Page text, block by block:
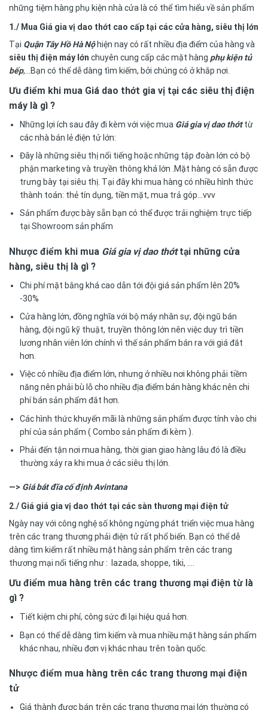
những tiệm hàng phụ kiện nhà cửa là có thể tìm hiểu về sản phẩm
1./ Mua Giá gia vị dao thớt cao cấp tại các cửa hàng, siêu thị lớn
Tại Quận Tây Hồ Hà Nộ hiện nay có rất nhiều địa điểm của hàng và
siêu thị điện máy lớn chuyên cung cấp các mặt hàng phụ kiện tủ
bếp,…Bạn có thể dễ dàng tìm kiếm, bởi chúng có ở khắp nơi.
Ưu điểm khi mua Giá dao thớt gia vị tại các siêu thị điện
máy là gì ?
Những lợi ích sau đây đi kèm với việc mua Giá gia vị dao thớttừ
các nhà bán lẻ điện tử lớn:
Đây là những siêu thị nổi tiếng hoặc những tập đoàn lớn có bộ
phận marketing và truyền thông khá lớn .Mặt hàng có sẵn được
trưng bày tại siêu thị. Tại đây khi mua hàng có nhiều hình thức
thành toán: thẻ tín dụng, tiền mặt, mua trả góp…vvv
Sản phẩm được bày sẵn bạn có thể được trải nghiệm trực tiếp
tại Showroom sản phẩm
Nhược điểm khi mua Giá gia vị dao thớttại những cửa
hàng, siêu thị là gì ?
Chi phí mặt bằng khá cao dẫn tới đội giá sản phẩm lên 20%
-30%
Cửa hàng lớn, đồng nghĩa với bộ máy nhân sự, đội ngũ bán
hàng, đội ngũ kỹ thuật, truyền thông lớn nên việc duy trì tiền
lương nhân viên lớn chính vì thế sản phẩm bán ra với giá đắt
hơn.
Việc có nhiều địa điểm lớn, nhưng ở nhiều nơi không phải tiềm
năng nên phải bù lỗ cho nhiều địa điểm bán hàng khác nên chi
phí bán sản phẩm đắt hơn.
Các hình thức khuyến mãi là những sản phẩm được tính vào chi
phí của sản phẩm ( Combo sản phẩm đi kèm ).
Phải đến tận nơi mua hàng, thời gian giao hàng lâu đó là điều
thường xảy ra khi mua ở các siêu thị lớn.
—> Giá bát đĩa cố định Avintana
2./ Giá giá gia vị dao thớt tại các sàn thương mại điện tử
Ngày nay với công nghệ số không ngừng phát triển việc mua hàng
trên các trang thương phải điện tử rất phổ biến. Bạn có thể dễ
dàng tìm kiếm rất nhiều mặt hàng sản phẩm trên các trang
thương mại nổi tiếng như : lazada, shoppe, tiki, ….
Ưu điểm mua hàng trên các trang thương mại điện từ là
gì ?
Tiết kiệm chi phí, công sức đi lại hiệu quả hơn.
Bạn có thể dễ dàng tìm kiếm và mua nhiều mặt hàng sản phẩm
khác nhau, nhiều đơn vị khác nhau trên toàn quốc.
Nhược điểm mua hàng trên các trang thương mại điện
tử
Giá thành được bán trên các trang thương mại lớn thường có